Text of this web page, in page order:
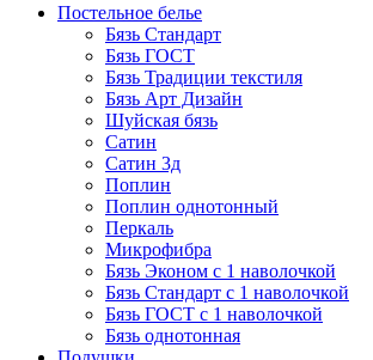
Постельное белье
Бязь Стандарт
Бязь ГОСТ
Бязь Традиции текстиля
Бязь Арт Дизайн
Шуйская бязь
Сатин
Сатин 3д
Поплин
Поплин однотонный
Перкаль
Микрофибра
Бязь Эконом с 1 наволочкой
Бязь Стандарт с 1 наволочкой
Бязь ГОСТ с 1 наволочкой
Бязь однотонная